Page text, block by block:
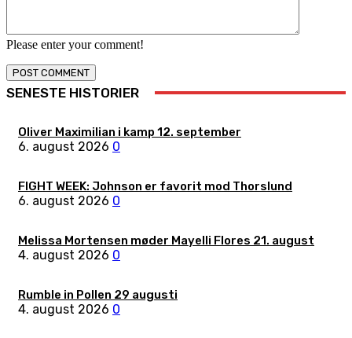
Please enter your comment!
SENESTE HISTORIER
Oliver Maximilian i kamp 12. september
6. august 2026 0
FIGHT WEEK: Johnson er favorit mod Thorslund
6. august 2026 0
Melissa Mortensen møder Mayelli Flores 21. august
4. august 2026 0
Rumble in Pollen 29 augusti
4. august 2026 0